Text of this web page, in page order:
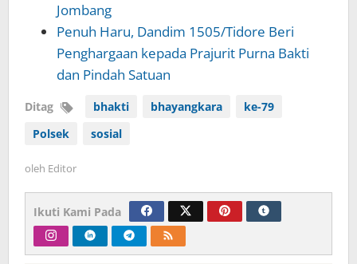
Jombang
Penuh Haru, Dandim 1505/Tidore Beri
Penghargaan kepada Prajurit Purna Bakti
dan Pindah Satuan
Ditag bhakti bhayangkara
ke-79
Polsek
sosial
oleh Editor
Ikuti Kami Pada